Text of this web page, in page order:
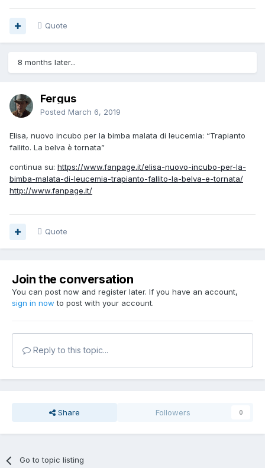
Quote
8 months later...
Fergus
Posted March 6, 2019
Elisa, nuovo incubo per la bimba malata di leucemia: “Trapianto
fallito. La belva è tornata”
continua su: https://www.fanpage.it/elisa-nuovo-incubo-per-la-
bimba-malata-di-leucemia-trapianto-fallito-la-belva-e-tornata/
http://www.fanpage.it/
Quote
Join the conversation
You can post now and register later. If you have an account,
sign in now to post with your account.
Reply to this topic...
Share Followers 0
Go to topic listing